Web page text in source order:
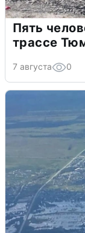
Пять
трассе
7 августа 0